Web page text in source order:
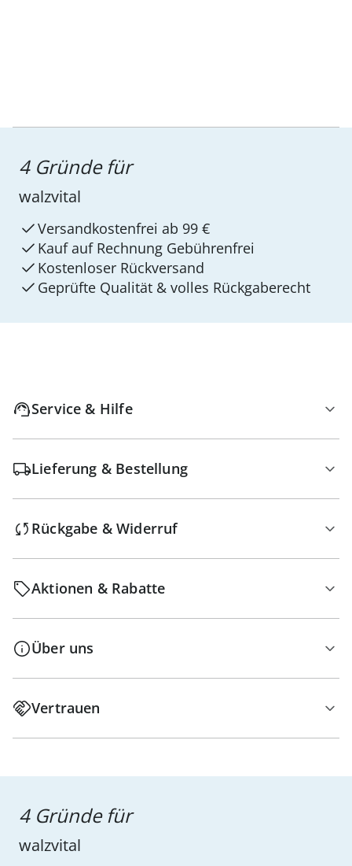
4 Gründe für
walzvital
Versandkostenfrei ab 99 €
Kauf auf Rechnung Gebührenfrei
Kostenloser Rückversand
Geprüfte Qualität & volles Rückgaberecht
Service & Hilfe
Lieferung & Bestellung
Rückgabe & Widerruf
Aktionen & Rabatte
Über uns
Vertrauen
4 Gründe für
walzvital